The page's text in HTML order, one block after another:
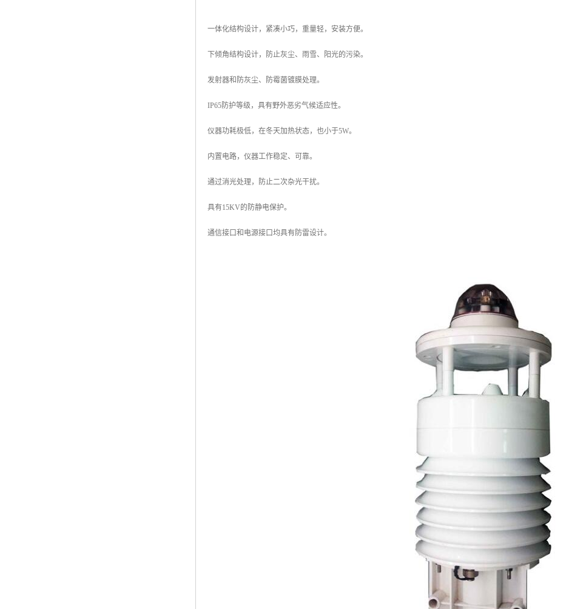
一体化结构设计，紧凑小巧，重量轻，安装方便。
下倾角结构设计，防止灰尘、雨雪、阳光的污染。
发射器和防灰尘、防霉菌镀膜处理。
IP65防护等级，具有野外恶劣气候适应性。
仪器功耗极低，在冬天加热状态，也小于5W。
内置电路，仪器工作稳定、可靠。
通过消光处理，防止二次杂光干扰。
具有15KV的防静电保护。
通信接口和电源接口均具有防雷设计。